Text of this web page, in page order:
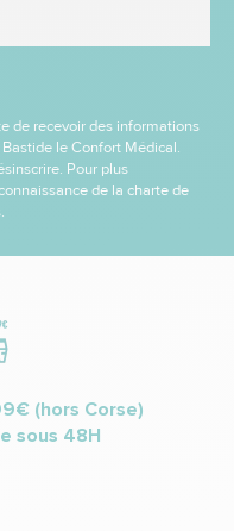
de recevoir des informations
le Confort Médical.
Pour plus
de la charte de
(hors Corse)
sous 48H